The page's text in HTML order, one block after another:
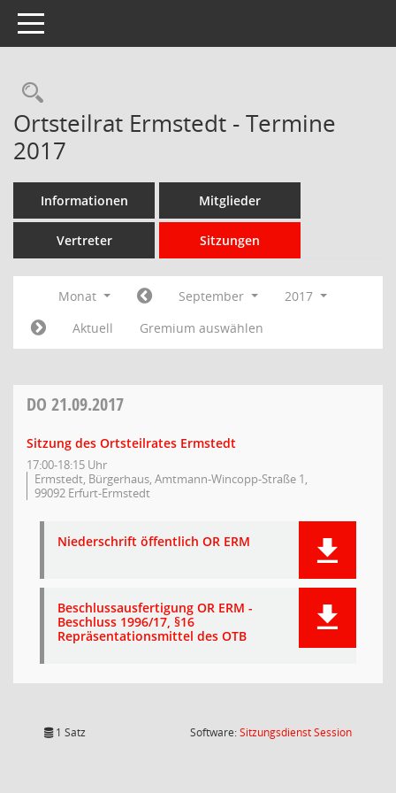
Toggle navigation
Rechercheauswahl
Ortsteilrat Ermstedt - Termine
2017
Informationen Mitglieder
Vertreter Sitzungen
Monat September
2017
Aktuell
Gremium auswählen
DO 21.09.2017
Sitzung des Ortsteilrates Ermstedt
17:00-18:15 Uhr
Ermstedt, Bürgerhaus, Amtmann-Wincopp-Straße 1,
99092 Erfurt-Ermstedt
Niederschrift öffentlich OR ERM
Beschlussausfertigung OR ERM -
Beschluss 1996/17, §16
Repräsentationsmittel des OTB
1 Satz Software:SitzungsdienstSession(Wird in